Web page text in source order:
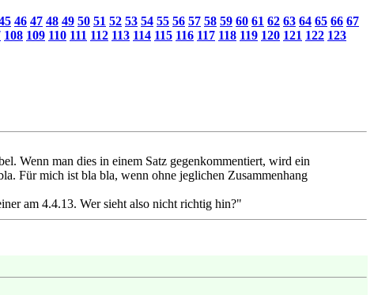
46 47 48 49 50 51 52 53 54 55 56 57 58 59 60 61 62 63 64 65 66 67
108 109 110 111 112 113 114 115 116 117 118 119 120 121 122 123
Wenn man dies in einem Satz gegenkommentiert, wird ein
Für mich ist bla bla, wenn ohne jeglichen Zusammenhang
am 4.4.13. Wer sieht also nicht richtig hin?"